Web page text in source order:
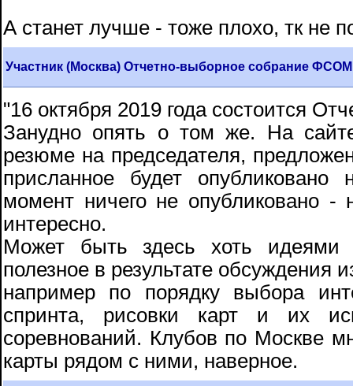
А станет лучше - тоже плохо, тк не
Участник (Москва) Отчетно-выборное собрание ФСОМ
"16 октября 2019 года состоится
Занудно опять о том же. На
резюме на председателя,
присланное будет
момент ничего не опубликовано
интересно.
Может быть здесь хоть идеями
полезное в результате обсуждения
например по порядку выбора
спринта, рисовки карт и их
соревнований. Клубов по Москве
карты рядом с ними, наверное.